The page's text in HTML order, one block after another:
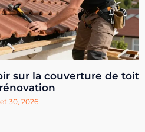
sur la couverture de toit
30, 2026